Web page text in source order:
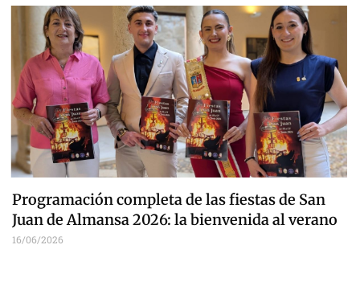
Programación completa de las fiestas de San
Juan de Almansa 2026: la bienvenida al verano
16/06/2026